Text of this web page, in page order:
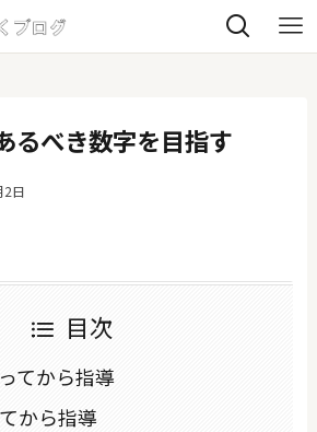
るべき数字を目指す
2日
目次
てから指導
から指導